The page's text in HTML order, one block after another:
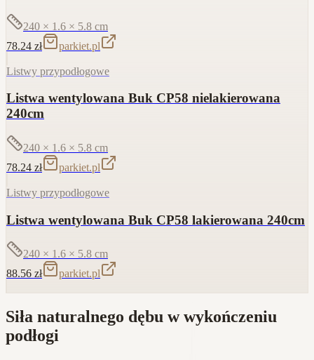
240 × 1.6 × 5.8 cm
78.24 zł parkiet.pl
Listwy przypodłogowe
Listwa wentylowana Buk CP58 nielakierowana
240cm
240 × 1.6 × 5.8 cm
78.24 zł parkiet.pl
Listwy przypodłogowe
Listwa wentylowana Buk CP58 lakierowana 240cm
240 × 1.6 × 5.8 cm
88.56 zł parkiet.pl
Siła naturalnego dębu w wykończeniu
podłogi